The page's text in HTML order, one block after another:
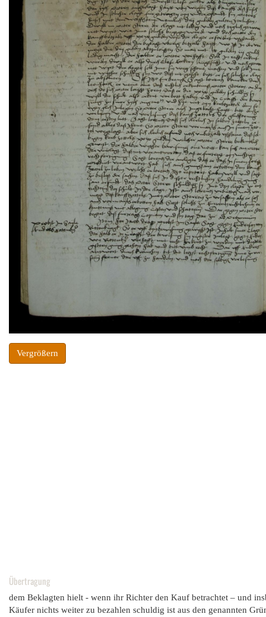
Vergrößern
Übertragung
dem Beklagten hielt - wenn ihr Richter den Kauf betrachtet – und
Käufer nichts weiter zu bezahlen schuldig ist aus den genannten